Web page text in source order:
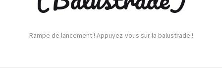
Rampe de lancement ! Appuyez-vous sur la balustrade !